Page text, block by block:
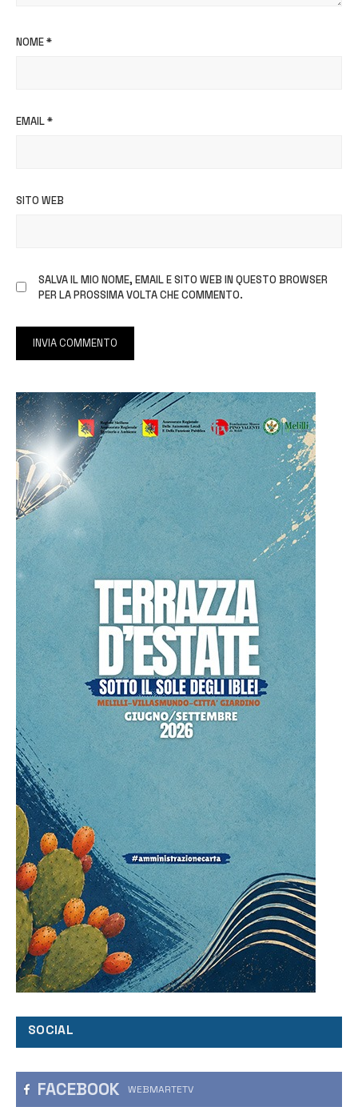
NOME*
EMAIL*
SITO WEB
SALVA IL MIO NOME, EMAIL E SITO WEB IN QUESTO BROWSER
PER LA PROSSIMA VOLTA CHE COMMENTO.
SOCIAL
FACEBOOK WEBMARTETV